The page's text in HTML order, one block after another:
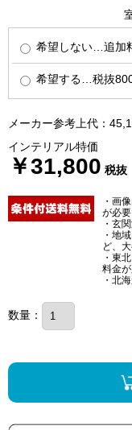
希望しない…追加
希望する…税抜
メーカー参考上代：
インテリアル特価
￥31,800 税抜
・画
が必
・玄
・地
ど、
・東
料金
・北
数量：